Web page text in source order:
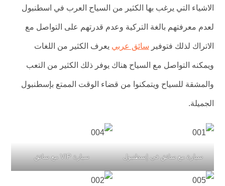
الاشياء التي يرغب بها الكثير من السياح العرب في اسطنبول
لعدم معرفتهم بالغة التركية وعدم قدرتهم على التواصل مع
الاتراك لذلك فتوفير سائق عربي يعرف الكثير من اللغات
ويمكنه التواصل مع السياح هناك يوفر ذلك الكثير من التعب
والمشقة للسياح ويتمكنوا من قضاء الوقت الممتع بإسطنبول
الجميلة.
سيارة مع سائق في إسطنبول سيارة VIP مع سائق